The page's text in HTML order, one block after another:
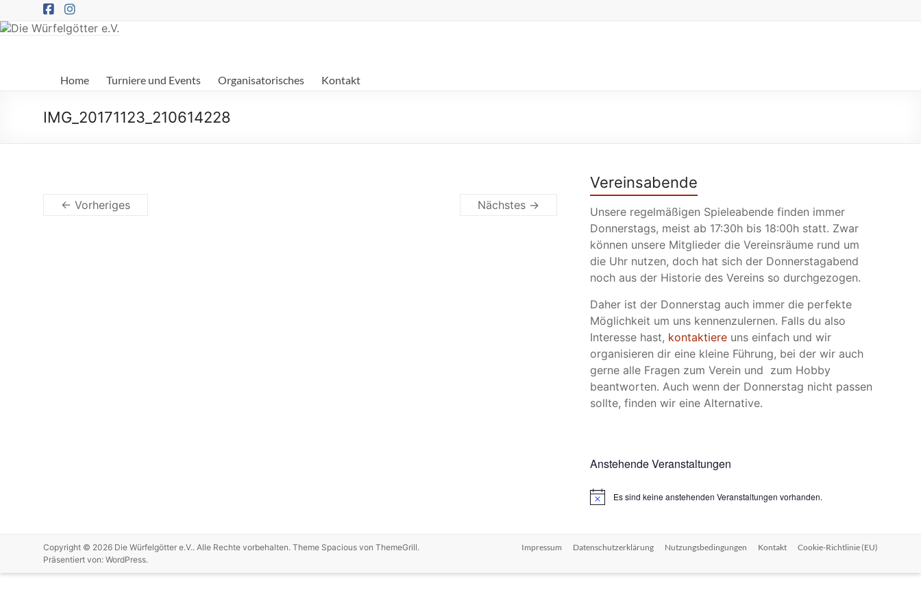
Inhalt
springen
Würfelgötter
e.V.
Home Turniere und Events Organisatorisches Kontakt
IMG_20171123_210614228
← Vorheriges Nächstes →
Vereinsabende
Unsere regelmäßigen Spieleabende finden immer
Donnerstags, meist ab 17:30h bis 18:00h statt. Zwar
können unsere Mitglieder die Vereinsräume rund um
die Uhr nutzen, doch hat sich der Donnerstagabend
noch aus der Historie des Vereins so durchgezogen.
Daher ist der Donnerstag auch immer die perfekte
Möglichkeit um uns kennenzulernen. Falls du also
Interesse hast, kontaktiere uns einfach und wir
organisieren dir eine kleine Führung, bei der wir auch
gerne alle Fragen zum Verein und zum Hobby
beantworten. Auch wenn der Donnerstag nicht passen
sollte, finden wir eine Alternative.
Anstehende Veranstaltungen
H
e
Es sind keine anstehenden Veranstaltungen vorhanden.
Copyright © 2026 Die Würfelgötter e.V.. Alle Rechte vorbehalten. Theme Spacious von ThemeGrill.
Präsentiert von: WordPress.
Impressum Datenschutzerklärung Nutzungsbedingungen Kontakt Cookie-Richtlinie (EU)